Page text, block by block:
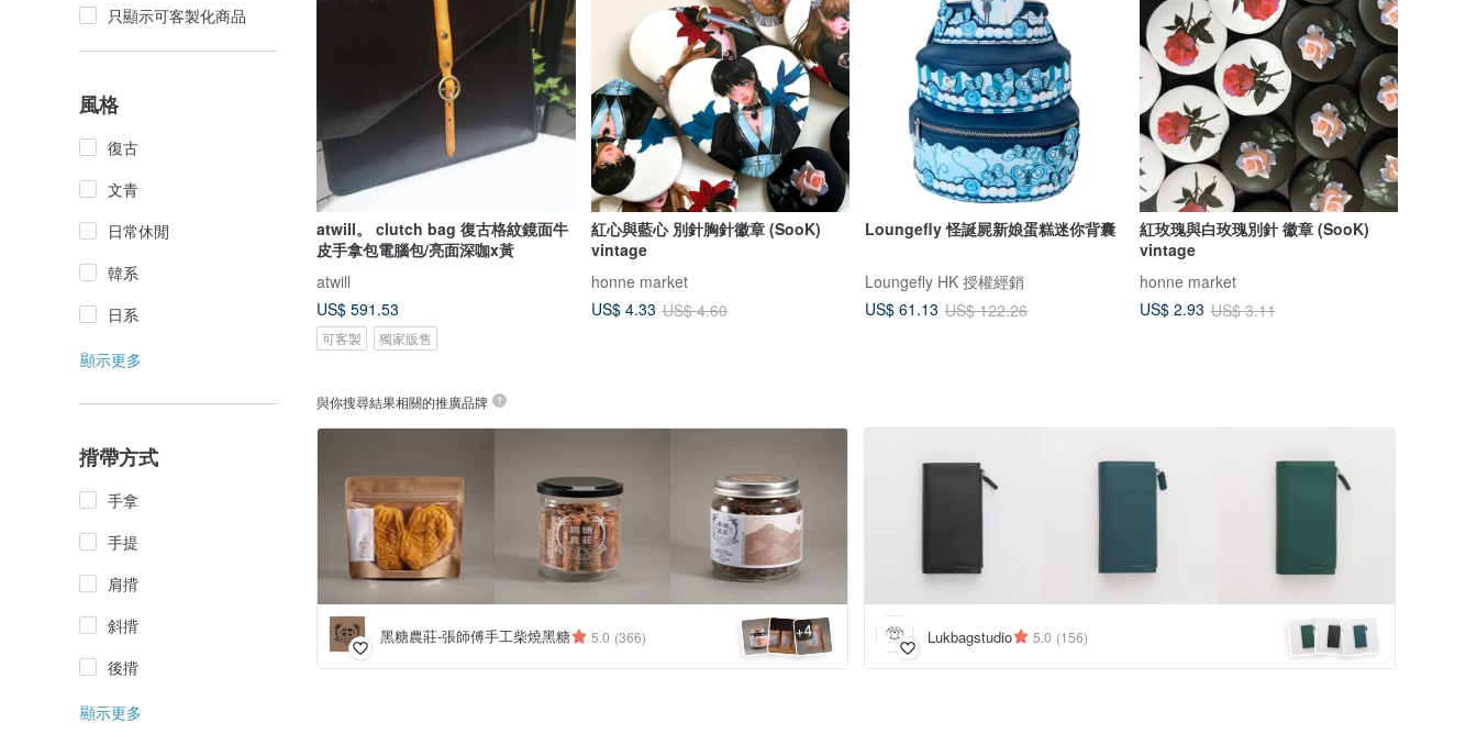
只顯示可客製化商品
風格
復古
文青
日常休閒
韓系
日系
顯示更多
揹帶方式
手拿
手提
肩揹
斜揹
後揹
顯示更多
atwill。 clutch bag 復古格紋鏡面牛
皮手拿包電腦包/亮面深咖x黃
atwill
US$ 591.53
可客製 獨家販售
紅心與藍心 別針胸針徽章 (SooK)
vintage
honne market
US$ 4.33 US$ 4.60
Loungefly 怪誕屍新娘蛋糕迷你背囊
Loungefly HK 授權經銷
US$ 61.13 US$ 122.26
紅玫瑰與白玫瑰別針 徽章 (SooK)
vintage
honne market
US$ 2.93 US$ 3.11
與你搜尋結果相關的推廣品牌
黑糖農莊-張師傅手工柴燒黑糖 5.0 (366) +4 Lukbagstudio 5.0 (156)